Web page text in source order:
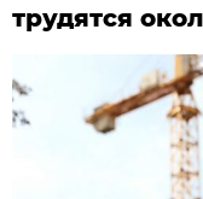
трудятся